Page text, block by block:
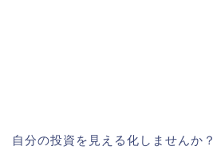
自分の投資を見える化しませんか？